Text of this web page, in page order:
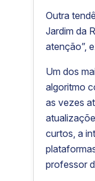
Outra
Jardim da
atenção”,
Um dos
algoritmo
as vezes
curtos, a
professor